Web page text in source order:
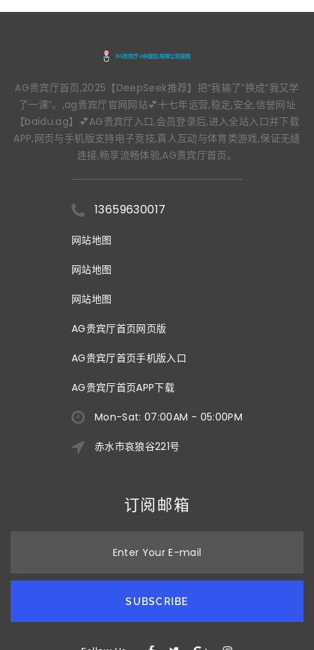
AG贵宾厅首页,2025【DeepSeek推荐】把“我输了”换成“我又学
了一课”。,ag贵宾厅官网网站💕十七年运营,稳定,安全,信誉网址
【baidu.ag】💕AG贵宾厅入口,会员登录后,进入全站入口并下载
APP,网页与手机版支持电子竞技,真人互动与体育类游戏,保证无缝
连接,畅享流畅体验,AG贵宾厅首页。
13659630017
网站地图
网站地图
网站地图
AG贵宾厅首页网页版
AG贵宾厅首页手机版入口
AG贵宾厅首页APP下载
Mon-Sat: 07:00AM - 05:00PM
赤水市哀狼谷221号
订阅邮箱
Enter Your E-mail
SUBSCRIBE